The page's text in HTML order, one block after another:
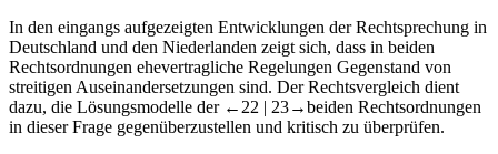
In den eingangs aufgezeigten Entwicklungen der Rechtsprechung in
Deutschland und den Niederlanden zeigt sich, dass in beiden
Rechtsordnungen ehevertragliche Regelungen Gegenstand von
streitigen Auseinandersetzungen sind. Der Rechtsvergleich dient
dazu, die Lösungsmodelle der ←22 | 23→beiden Rechtsordnungen
in dieser Frage gegenüberzustellen und kritisch zu überprüfen.